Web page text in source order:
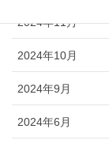
2024年11月
2024年10月
2024年9月
2024年6月